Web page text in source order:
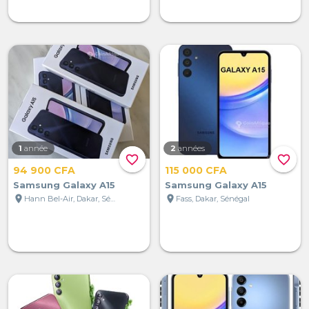
favorite_border
1 année
94 900 CFA
Samsung Galaxy A15
location_on
Hann Bel-Air, Dakar, Sénégal
favorite_border
2 années
115 000 CFA
Samsung Galaxy A15
location_on Fass, Dakar, Sénégal